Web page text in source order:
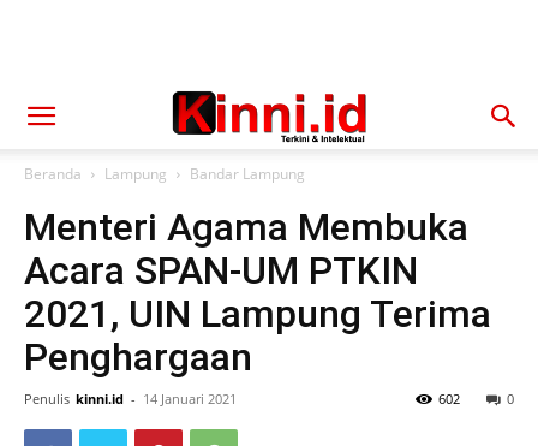
Beranda Lampung Bandar Lampung
Menteri Agama Membuka
Acara SPAN-UM PTKIN
2021, UIN Lampung Terima
Penghargaan
Penulis kinni.id - 14 Januari 2021 0
602